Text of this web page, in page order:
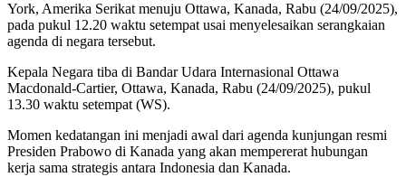
York, Amerika Serikat menuju Ottawa, Kanada, Rabu (24/09/2025),
pada pukul 12.20 waktu setempat usai menyelesaikan serangkaian
agenda di negara tersebut.
Kepala Negara tiba di Bandar Udara Internasional Ottawa
Macdonald-Cartier, Ottawa, Kanada, Rabu (24/09/2025), pukul
13.30 waktu setempat (WS).
Momen kedatangan ini menjadi awal dari agenda kunjungan resmi
Presiden Prabowo di Kanada yang akan mempererat hubungan
kerja sama strategis antara Indonesia dan Kanada.